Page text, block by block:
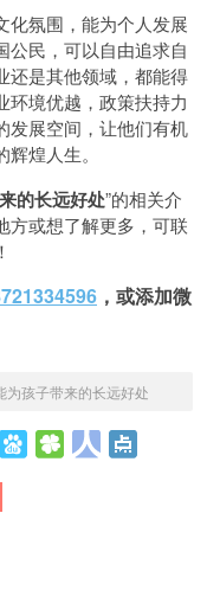
氛围，能为个人发展
公民，可以自由追求自
还是其他领域，都能得
环境优越，政策扶持力
发展空间，让他们有机
煌人生。
的长远好处”的相关介
方或想了解更多，可联
，或添加微
为孩子带来的长远好处